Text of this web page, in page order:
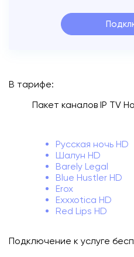
В тарифе:
Пакет каналов IP TV
Русская ночь HD
Шалун HD
Barely Legal
Blue Hustler HD
Erox
Exxxotica HD
Red Lips HD
Подключение к услуге